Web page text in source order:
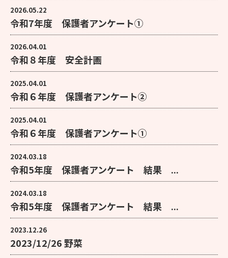
2026.05.22
令和7年度 保護者アンケート①
2026.04.01
令和８年度 安全計画
2025.04.01
令和６年度 保護者アンケート②
2025.04.01
令和６年度 保護者アンケート①
2024.03.18
令和5年度 保護者アンケート 結果 ...
2024.03.18
令和5年度 保護者アンケート 結果 ...
2023.12.26
2023/12/26 野菜